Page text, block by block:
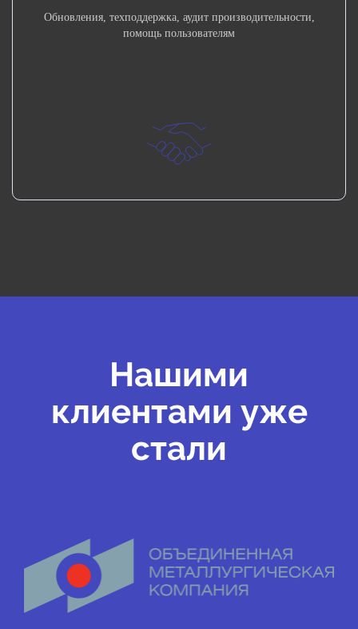
Обновления, техподдержка, аудит производительности,
помощь пользователям
Нашими
клиентами уже
стали